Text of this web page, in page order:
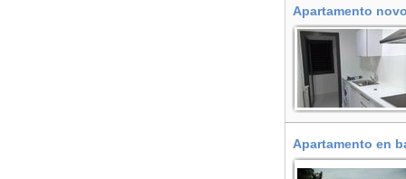
Apartamento
Apartamento en